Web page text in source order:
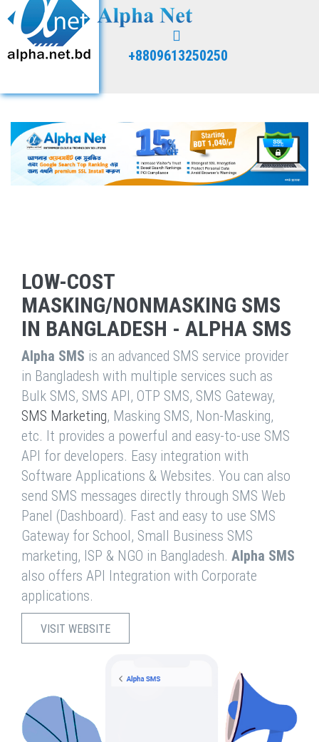
+8809613250250
LOW-COST
MASKING/NONMASKING SMS
IN BANGLADESH - ALPHA SMS
Alpha SMS is an advanced SMS service provider
in Bangladesh with multiple services such as
Bulk SMS, SMS API, OTP SMS, SMS Gateway,
SMS Marketing, Masking SMS, Non-Masking,
etc. It provides a powerful and easy-to-use SMS
API for developers. Easy integration with
Software Applications & Websites. You can also
send SMS messages directly through SMS Web
Panel (Dashboard). Fast and easy to use SMS
Gateway for School, Small Business SMS
marketing, ISP & NGO in Bangladesh. Alpha SMS
also offers API Integration with Corporate
applications.
VISIT WEBSITE